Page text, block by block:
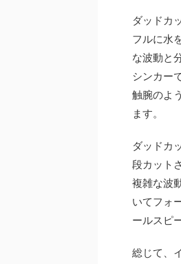
ダッドカ
フルに水
な波動と
シンカー
触腕のよ
ます。
ダッドカ
段カット
複雑な波
いてフォ
ールスピ
総じて、